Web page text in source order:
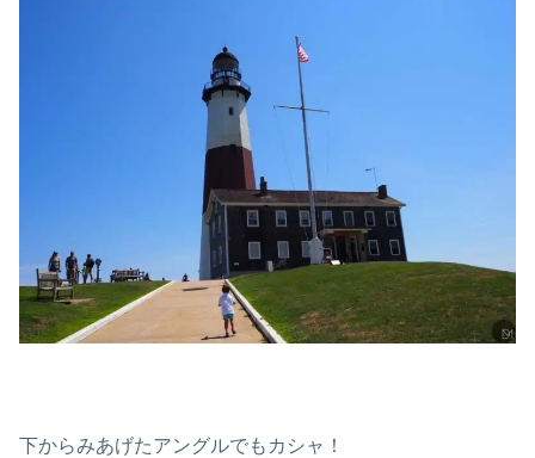
下からみあげたアングルでもカシャ！